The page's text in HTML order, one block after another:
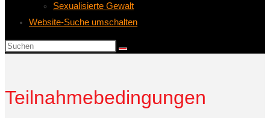
Sexualisierte Gewalt
Website-Suche umschalten
Teilnahmebedingungen